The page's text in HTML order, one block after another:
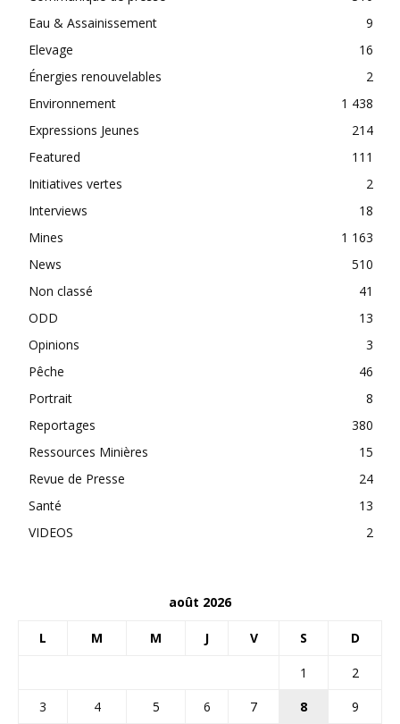
Eau & Assainissement
9
Elevage
16
Énergies renouvelables
2
Environnement
1 438
Expressions Jeunes
214
Featured
111
Initiatives vertes
2
Interviews
18
Mines
1 163
News
510
Non classé
41
ODD
13
Opinions
3
Pêche
46
Portrait
8
Reportages
380
Ressources Minières
15
Revue de Presse
24
Santé
13
VIDEOS
2
août 2026
L M M J V S D
1
2
3
4 5 6 7 8
9